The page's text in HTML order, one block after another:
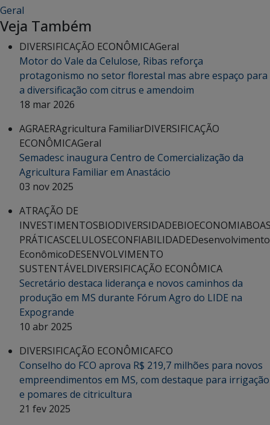
Geral
Veja Também
DIVERSIFICAÇÃO ECONÔMICAGeral
Motor do Vale da Celulose, Ribas reforça
protagonismo no setor florestal mas abre espaço para
a diversificação com citrus e amendoim
18 mar 2026
AGRAERAgricultura FamiliarDIVERSIFICAÇÃO
ECONÔMICAGeral
Semadesc inaugura Centro de Comercialização da
Agricultura Familiar em Anastácio
03 nov 2025
ATRAÇÃO DE
INVESTIMENTOSBIODIVERSIDADEBIOECONOMIA
PRÁTICASCELULOSECONFIABILIDADEDesenvolvimento
EconômicoDESENVOLVIMENTO
SUSTENTÁVELDIVERSIFICAÇÃO ECONÔMICA
Secretário destaca liderança e novos caminhos da
produção em MS durante Fórum Agro do LIDE na
Expogrande
10 abr 2025
DIVERSIFICAÇÃO ECONÔMICAFCO
Conselho do FCO aprova R$ 219,7 milhões para novos
empreendimentos em MS, com destaque para irrigação
e pomares de citricultura
21 fev 2025